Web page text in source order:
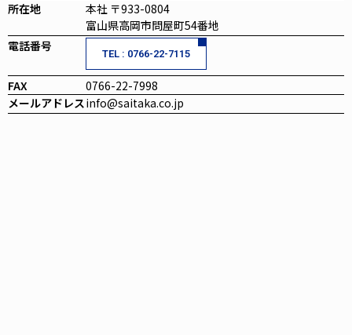
所在地
本社 〒933-0804
富山県高岡市問屋町54番地
電話番号
TEL : 0766-22-7115
FAX
0766-22-7998
メールアドレスinfo@saitaka.co.jp